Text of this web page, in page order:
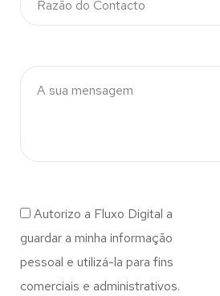
Autorizo a Fluxo Digital a
guardar a minha informação
pessoal e utilizá-la para fins
comerciais e administrativos.